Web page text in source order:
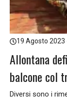
19 Agosto 2023
Allontana
balcone col
Diversi sono i